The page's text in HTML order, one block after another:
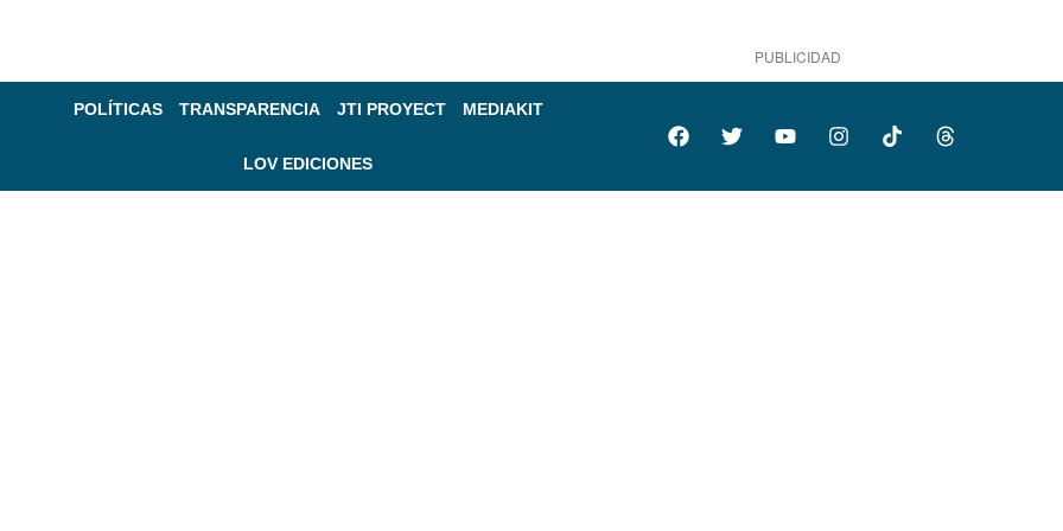
PUBLICIDAD
POLÍTICAS TRANSPARENCIA JTI PROYECT MEDIAKIT
LOV EDICIONES